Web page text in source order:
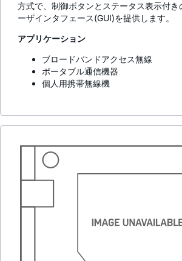
方式で、制御ボタンとステータス表示付き
ーザインタフェース(GUI)を提供します。
アプリケーション
ブロードバンドアクセス無線
ポータブル通信機器
個人用携帯無線機